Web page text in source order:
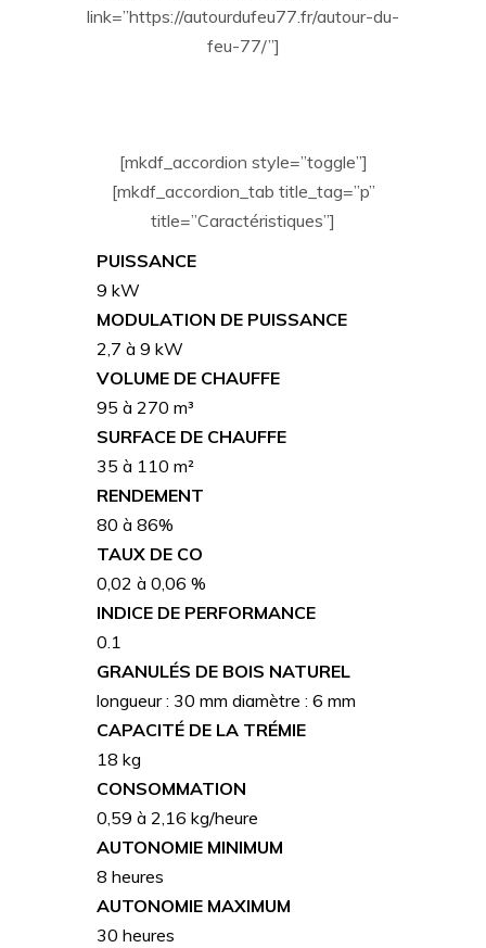
link=”https://autourdufeu77.fr/autour-du-
feu-77/”]
[mkdf_accordion style=”toggle”]
[mkdf_accordion_tab title_tag=”p”
title=”Caractéristiques”]
PUISSANCE
9 kW
MODULATION DE PUISSANCE
2,7 à 9 kW
VOLUME DE CHAUFFE
95 à 270 m³
SURFACE DE CHAUFFE
35 à 110 m²
RENDEMENT
80 à 86%
TAUX DE CO
0,02 à 0,06 %
INDICE DE PERFORMANCE
0.1
GRANULÉS DE BOIS NATUREL
longueur : 30 mm diamètre : 6 mm
CAPACITÉ DE LA TRÉMIE
18 kg
CONSOMMATION
0,59 à 2,16 kg/heure
AUTONOMIE MINIMUM
8 heures
AUTONOMIE MAXIMUM
30 heures